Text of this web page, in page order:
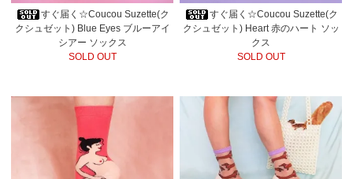
すぐ届く☆Coucou Suzette(ク
クシュゼット) Blue Eyes ブルーアイ
シアー ソックス
SOLD OUT
すぐ届く☆Coucou Suzette(ク
クシュゼット) Heart 赤のハート ソッ
クス
SOLD OUT